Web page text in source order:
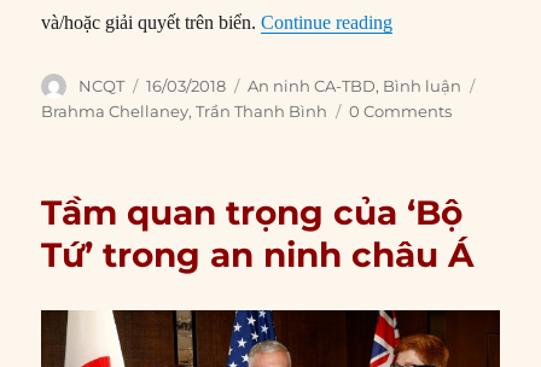
và/hoặc giải quyết trên biển.Continue reading“Trật tự mới cho
Author
NCQT
Posted
on
16/03/2018 Categories
An ninh CA-TBD, Bình luận
Brahma Chellaney,Trần Thanh Bình 0 Comments
Tầm quan trọng của ‘Bộ
Tứ’ trong an ninh châu Á